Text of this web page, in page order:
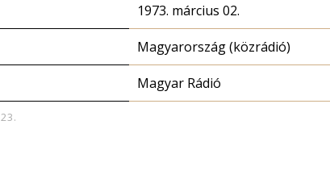
1973. március 02.
Magyarország (közrádió)
Magyar Rádió